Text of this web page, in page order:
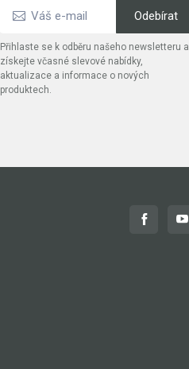
Přihlaste se k odběru našeho newsletteru a
získejte včasné slevové nabídky,
aktualizace a informace o nových
produktech.